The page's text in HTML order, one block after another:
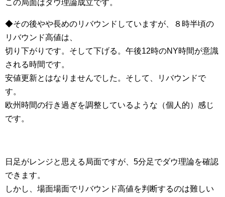
この局面はダウ理論成立です。
◆その後やや長めのリバウンドしていますが、８時半頃の
リバウンド高値は、
切り下がりです。そして下げる。午後12時のNY時間が意識
される時間です。
安値更新とはなりませんでした。そして、リバウンドで
す。
欧州時間の行き過ぎを調整しているような（個人的）感じ
です。
日足がレンジと思える局面ですが、5分足でダウ理論を確認
できます。
しかし、場面場面でリバウンド高値を判断するのは難しい